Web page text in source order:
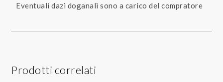
Eventuali dazi doganali sono a carico del compratore
Prodotti correlati